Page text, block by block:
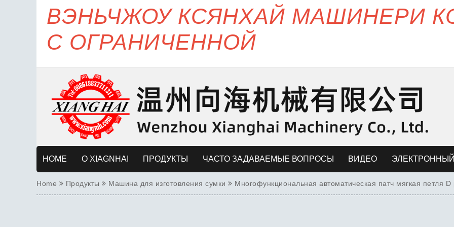
ВЭНЬЧЖОУ КСЯНХАЙ МАШИНЕРИ
С ОГРАНИЧЕННОЙ
HOME О XIAGNHAI ПРОДУКТЫ ЧАСТО ЗАДАВАЕМЫЕ ВОПРОСЫ ВИДЕО
Home Продукты Машина для изготовления сумки Многофункциональная автоматическая патч мягкая петля